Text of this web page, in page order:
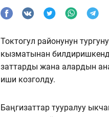
Токтогул районунун
кызматынан
заттарды жана алардын
иши козголду.
Баңгизаттар тууралуу